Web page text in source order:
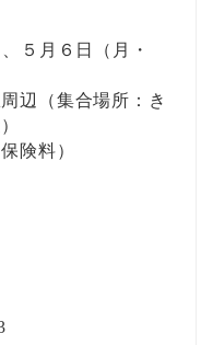
５月６日（月・
辺（集合場所：き
険料）